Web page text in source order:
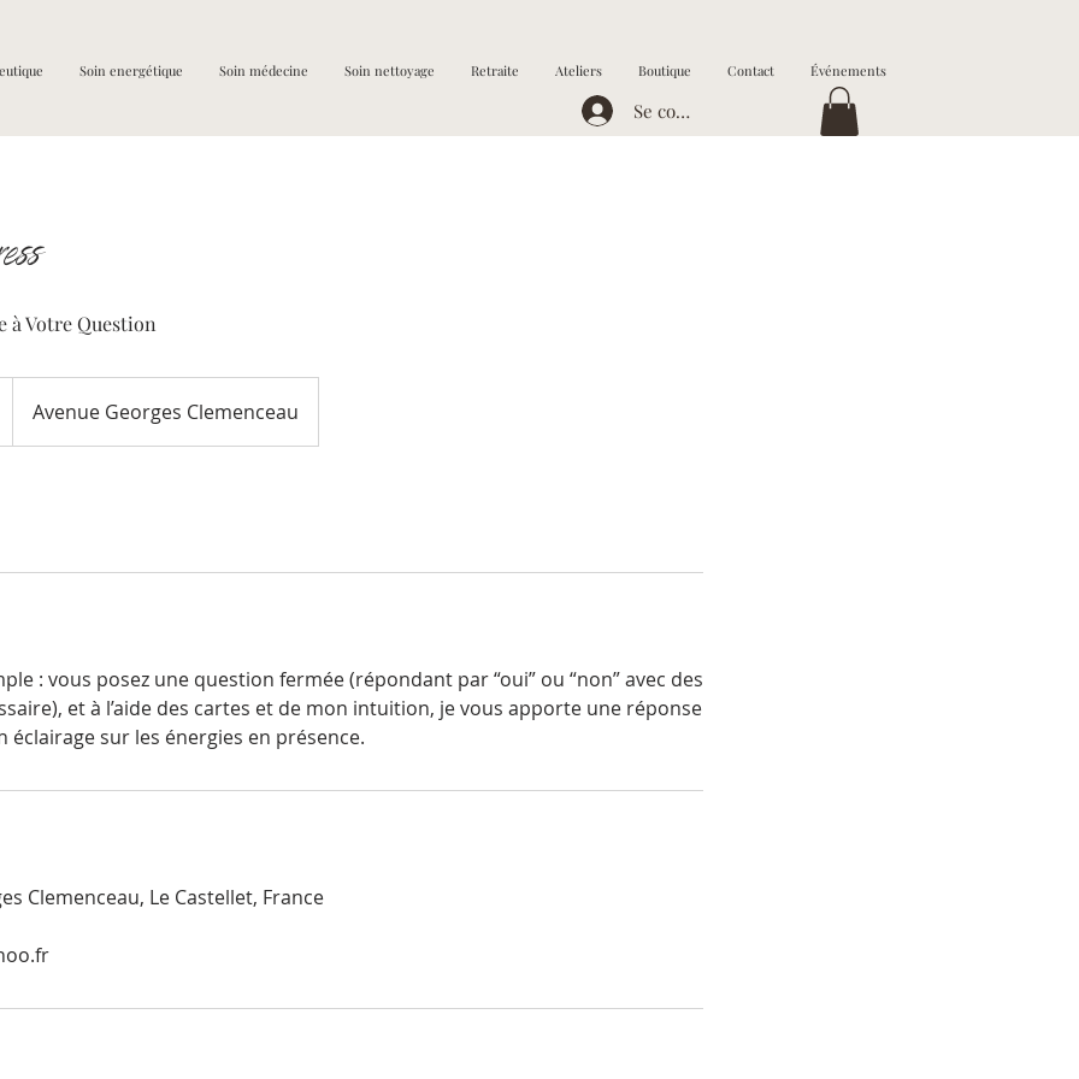
Soin energétique Soin médecine Soin nettoyage Retraite Ateliers Boutique Contact Événements
Se connecter
à Votre Question
Avenue Georges Clemenceau
: vous posez une question fermée (répondant par “oui” ou “non” avec des
et à l’aide des cartes et de mon intuition, je vous apporte une réponse
Clemenceau, Le Castellet, France